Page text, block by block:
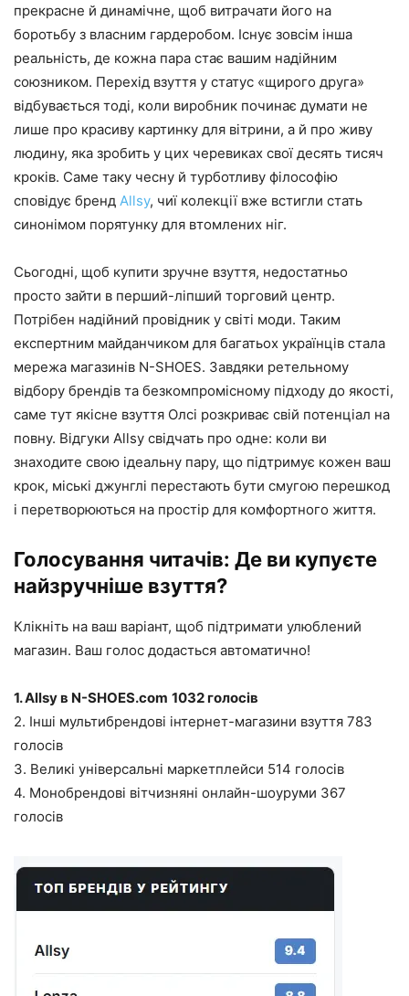
прекрасне й динамічне, щоб витрачати його на
боротьбу з власним гардеробом. Існує зовсім інша
реальність, де кожна пара стає вашим надійним
союзником. Перехід взуття у статус «щирого друга»
відбувається тоді, коли виробник починає думати не
лише про красиву картинку для вітрини, а й про живу
людину, яка зробить у цих черевиках свої десять тисяч
кроків. Саме таку чесну й турботливу філософію
сповідує бренд Allsy, чиї колекції вже встигли стать
синонімом порятунку для втомлених ніг.
Сьогодні, щоб купити зручне взуття, недостатньо
просто зайти в перший-ліпший торговий центр.
Потрібен надійний провідник у світі моди. Таким
експертним майданчиком для багатьох українців стала
мережа магазинів N-SHOES. Завдяки ретельному
відбору брендів та безкомпромісному підходу до якості,
саме тут якісне взуття Олсі розкриває свій потенціал на
повну. Відгуки Allsy свідчать про одне: коли ви
знаходите свою ідеальну пару, що підтримує кожен ваш
крок, міські джунглі перестають бути смугою перешкод
і перетворюються на простір для комфортного життя.
Голосування читачів: Де ви купуєте
найзручніше взуття?
Клікніть на ваш варіант, щоб підтримати улюблений
магазин. Ваш голос додасться автоматично!
1. Allsy в N-SHOES.com 1032 голосів
2. Інші мультибрендові інтернет-магазини взуття 783
голосів
3. Великі універсальні маркетплейси 514 голосів
4. Монобрендові вітчизняні онлайн-шоуруми 367
голосів